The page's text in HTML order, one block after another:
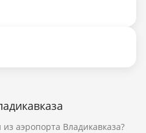
аэропорта Владикавказа?